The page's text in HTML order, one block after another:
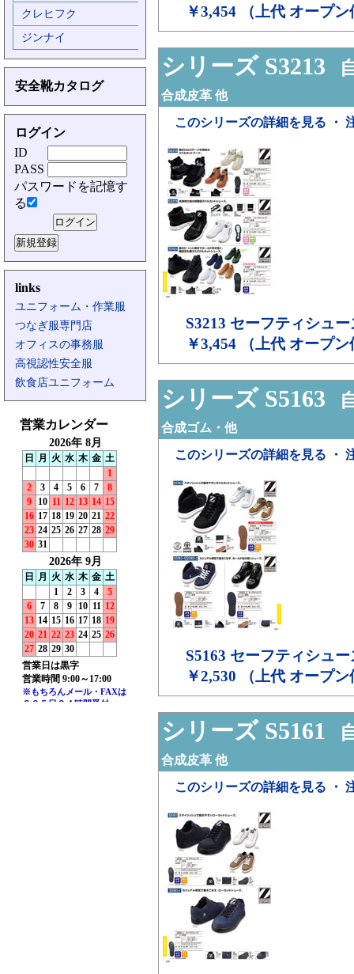
クレヒフク
ジンナイ
安全靴カタログ
ログイン
ID
PASS
パスワードを記憶す
る
links
ユニフォーム・作業服
つなぎ服専門店
オフィスの事務服
高視認性安全服
飲食店ユニフォーム
￥3,454 （上代 オープ
シリーズ S3213
合成皮革 他
このシリーズの詳細を見る ・
S3213 セーフティシュー
￥3,454 （上代 オープ
シリーズ S5163
合成ゴム・他
このシリーズの詳細を見る ・
S5163 セーフティシュー
￥2,530 （上代 オープ
シリーズ S5161
合成皮革 他
このシリーズの詳細を見る ・